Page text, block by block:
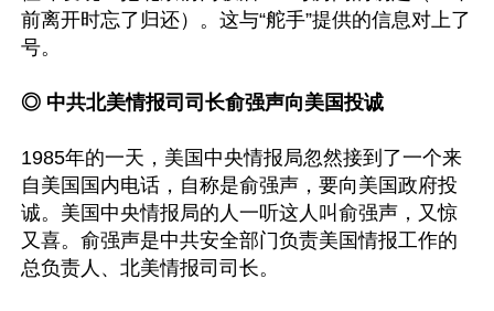
前离开时忘了归还）。这与“舵手”提供的信息对上了
号。
◎ 中共北美情报司司长俞强声向美国投诚
1985年的一天，美国中央情报局忽然接到了一个来
自美国国内电话，自称是俞强声，要向美国政府投
诚。美国中央情报局的人一听这人叫俞强声，又惊
又喜。俞强声是中共安全部门负责美国情报工作的
总负责人、北美情报司司长。